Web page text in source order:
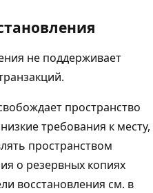
не поддерживает
пространство
требования к месту,
пространством
о резервных копиях
восстановления см. в